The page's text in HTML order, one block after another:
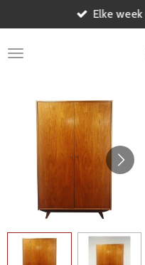
direct
naar
Elke